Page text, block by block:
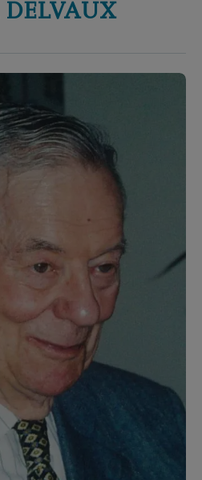
DELVAUX